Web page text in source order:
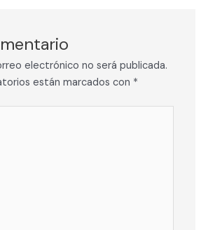
electrónico no será publicada.
están marcados con *